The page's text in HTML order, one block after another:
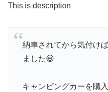
This is description
納車されてから気付け
ました😃
キャンピングカーを購